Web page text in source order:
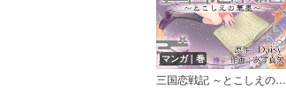
マンガ｜巻
三国恋戦記 ～とこしえの華墨～